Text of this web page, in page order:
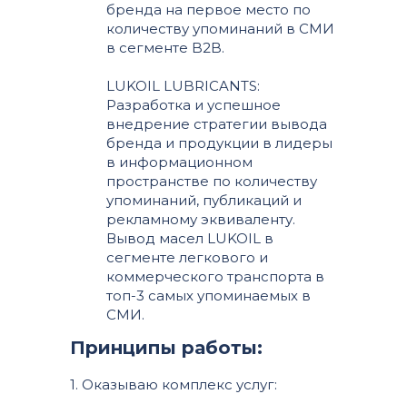
бренда на первое место по
количеству упоминаний в СМИ
в сегменте B2B.
LUKOIL LUBRICANTS:
Разработка и успешное
внедрение стратегии вывода
бренда и продукции в лидеры
в информационном
пространстве по количеству
упоминаний, публикаций и
рекламному эквиваленту.
Вывод масел LUKOIL в
сегменте легкового и
коммерческого транспорта в
топ-3 самых упоминаемых в
СМИ.
Принципы работы:
1. Оказываю комплекс услуг: